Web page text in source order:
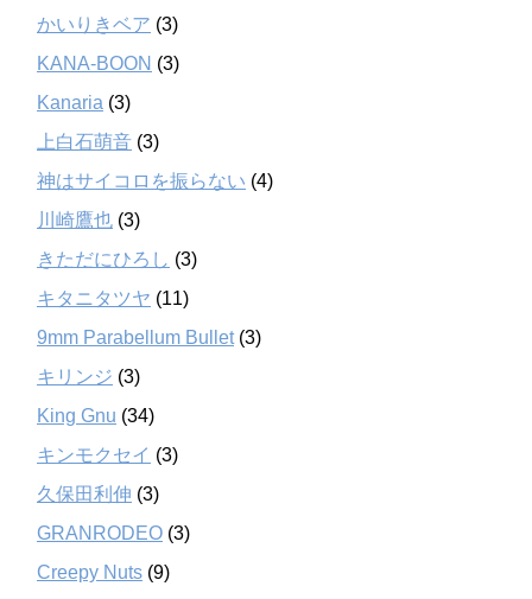
かいりきベア (3)
KANA-BOON (3)
Kanaria (3)
上白石萌音 (3)
神はサイコロを振らない (4)
川崎鷹也 (3)
きただにひろし (3)
キタニタツヤ (11)
9mm Parabellum Bullet(3)
キリンジ (3)
King Gnu (34)
キンモクセイ (3)
久保田利伸 (3)
GRANRODEO (3)
Creepy Nuts (9)